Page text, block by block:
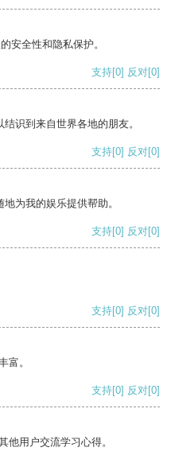
安全性和隐私保护。
支持[0] 反对[0]
识到来自世界各地的朋友。
支持[0] 反对[0]
为我的娱乐提供帮助。
支持[0] 反对[0]
支持[0] 反对[0]
富。
支持[0] 反对[0]
他用户交流学习心得。